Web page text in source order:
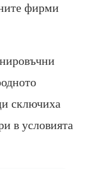
фирми
сключиха
в условията